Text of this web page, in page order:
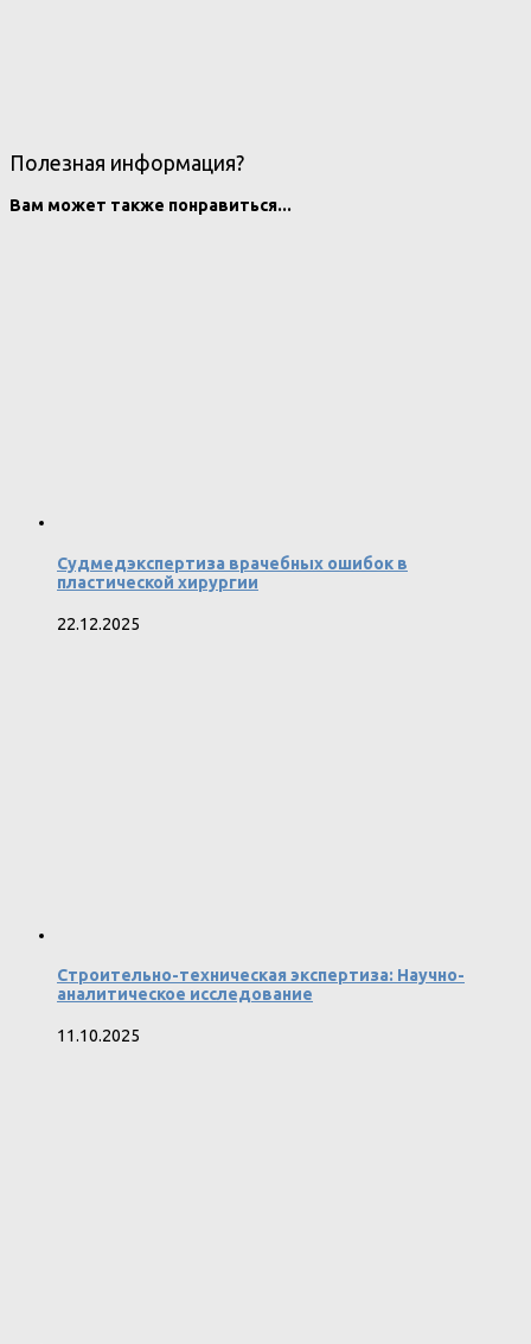
Полезная информация?
Вам может также понравиться...
Судмедэкспертиза врачебных ошибок в
пластической хирургии
22.12.2025
Строительно-техническая экспертиза: Научно-
аналитическое исследование
11.10.2025